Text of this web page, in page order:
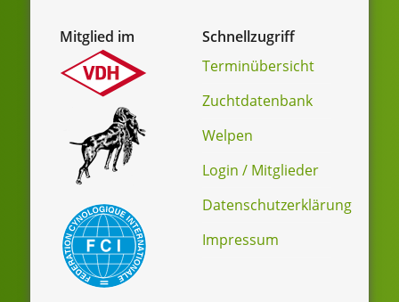
Mitglied im
Schnellzugriff
Terminübersicht
Zuchtdatenbank
Welpen
Login / Mitglieder
Datenschutzerklärung
Impressum